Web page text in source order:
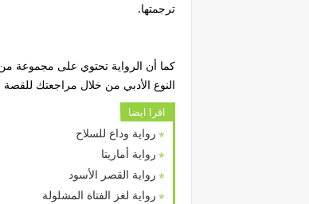
ترجمتها.
النوع الأدبي من خلال مراجعتك
اقرا ايضا
رواية وداع للسلاح
رواية أماريتا
رواية القصر الأسود
رواية لغز الفتاة المشلولة